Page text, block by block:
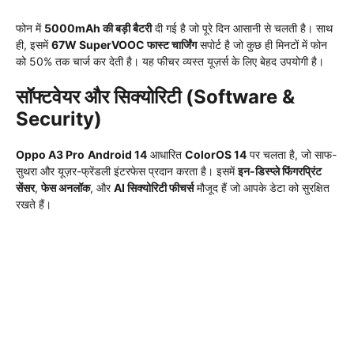
फोन में 5000mAh की बड़ी बैटरीदी गई है जो पूरे दिन आसानी से चलती है। साथ
ही, इसमें67W SuperVOOC फास्ट चार्जिंगसपोर्ट है जो कुछ ही मिनटों में फोन
को 50% तक चार्ज कर देती है। यह फीचर व्यस्त यूज़र्स के लिए बेहद उपयोगी है।
सॉफ्टवेयर और सिक्योरिटी (Software &
Security)
Oppo A3 Pro Android 14 आधारित ColorOS 14 पर चलता है, जो साफ-
सुथरा और यूज़र-फ्रेंडली इंटरफेस प्रदान करता है। इसमेंइन-डिस्प्ले फिंगरप्रिंट
सेंसर,फेस अनलॉक, औरAI सिक्योरिटी फीचर्समौजूद हैं जो आपके डेटा को सुरक्षित
रखते हैं।